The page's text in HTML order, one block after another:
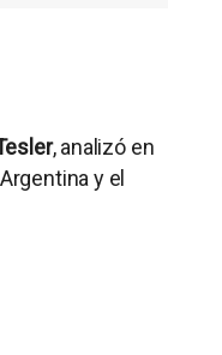
, analizó en
y el